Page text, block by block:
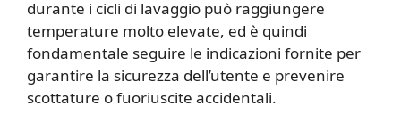
durante i cicli di lavaggio può raggiungere
temperature molto elevate, ed è quindi
fondamentale seguire le indicazioni fornite per
garantire la sicurezza dell’utente e prevenire
scottature o fuoriuscite accidentali.